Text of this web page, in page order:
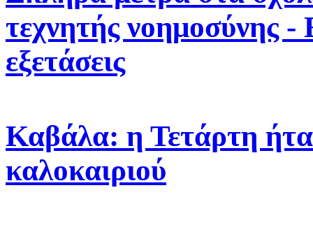
τεχνητής νοημοσύνης -
εξετάσεις
Καβάλα: η Τετάρτη
καλοκαιριού